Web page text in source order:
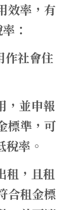
效率，有
：
作社會住
，並申報
標準，可
稅率。
租，且租
合租金標